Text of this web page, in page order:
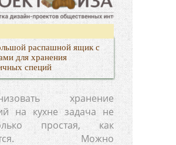
распашной ящик с
для хранения
специй
хранение
на кухне задача не
простая, как
Можно